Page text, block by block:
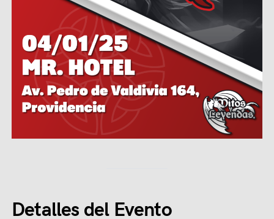
Detalles del Evento